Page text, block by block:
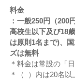
料金
：一般250円（200
高校生以下及び18
は原則1名まで)、
ズは無料
＊料金は常設の「
＊（ ）内は20名以